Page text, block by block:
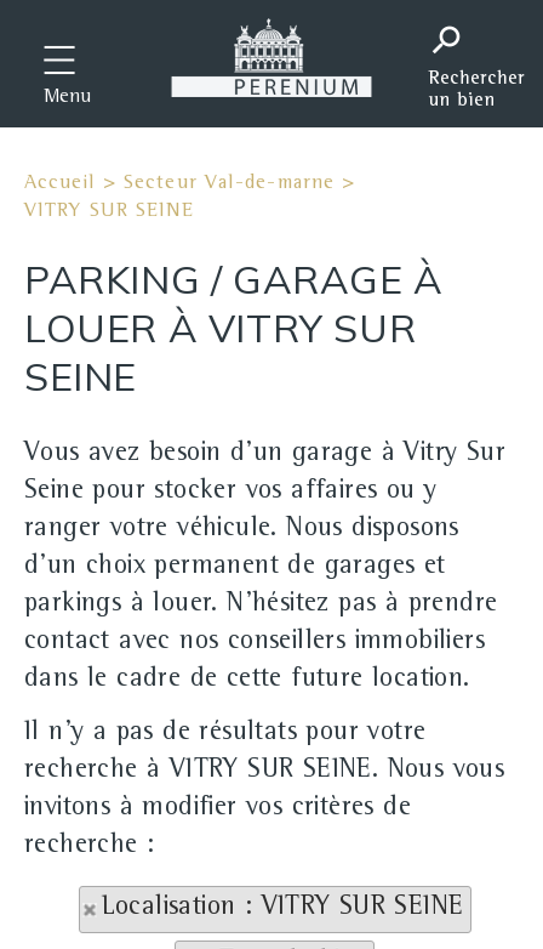
Menu
Accueil >Secteur Val-de-marne >
VITRY SUR SEINE
PARKING / GARAGE À
LOUER À VITRY SUR
SEINE
Vous avez besoin d'un garage à Vitry Sur
Seine pour stocker vos affaires ou y
ranger votre véhicule. Nous disposons
d'un choix permanent de garages et
parkings à louer. N'hésitez pas à prendre
contact avec nos conseillers immobiliers
dans le cadre de cette future location.
Il n'y a pas de résultats pour votre
recherche à VITRY SUR SEINE. Nous vous
invitons à modifier vos critères de
recherche :
Localisation : VITRY SUR SEINE